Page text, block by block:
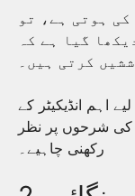
ہوتی ہے، تو
گیا ہے کہ
کرتی ہیں۔
اہم انڈیکیٹر کے
کی شرحوں پر نظر
رکھنی چاہیے۔